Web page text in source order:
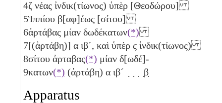
4ζ νέας ἰνδικ(τίωνος) ὑπὲρ [Θεοδώρου]
5Ἱππίου β[αφ]έως [σίτου]
6ἀρτάβας μίαν δωδέκατων(*)
7[(ἀρτάβη)] α ιβ´, καὶ ὑπὲρ ϛ ἰνδικ(τίωνος)
8σίτου ἀρταβας(*) μίαν δ[ωδέ]-
9κατων(*) (ἀρτάβη) α ιβ´ ̣ ̣ ̣ ̣β̣
Apparatus